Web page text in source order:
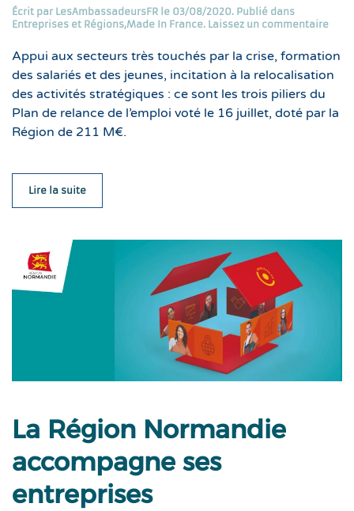
Écrit par LesAmbassadeursFR le 03/08/2020. Publié dans
Entreprises et Régions,Made In France. Laissez un commentaire
Appui aux secteurs très touchés par la crise, formation
des salariés et des jeunes, incitation à la relocalisation
des activités stratégiques : ce sont les trois piliers du
Plan de relance de l’emploi voté le 16 juillet, doté par la
Région de 211 M€.
Lire la suite
La Région Normandie
accompagne ses
entreprises